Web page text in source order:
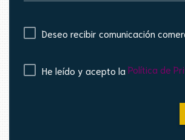
Deseo recibir comunicación
He leído y acepto la Política de